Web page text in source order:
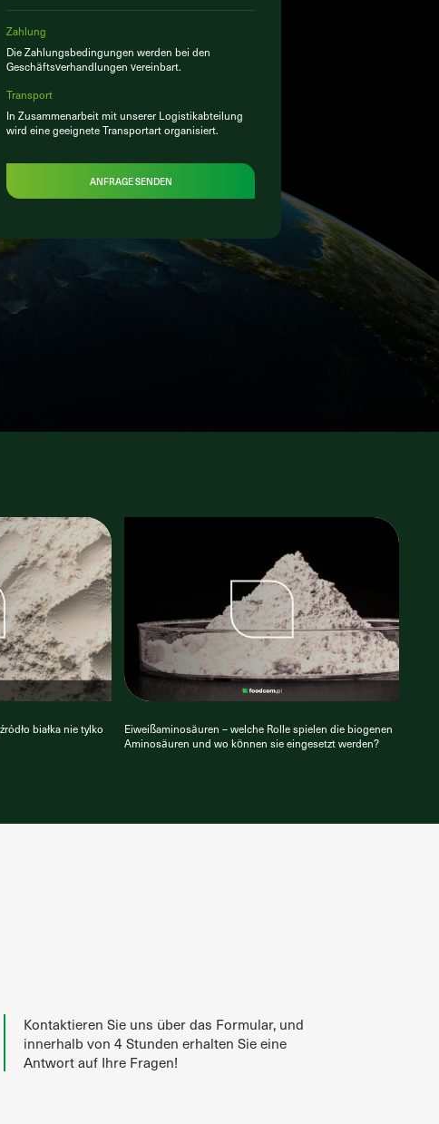
Zahlung
Die Zahlungsbedingungen werden bei den
Geschäftsverhandlungen vereinbart.
Transport
In Zusammenarbeit mit unserer Logistikabteilung
wird eine geeignete Transportart organisiert.
ANFRAGE SENDEN
białka nie tylko
Eiweißaminosäuren – welche Rolle spielen die biogenen
Aminosäuren und wo können sie eingesetzt werden?
Kontaktieren Sie uns über das Formular, und
innerhalb von 4 Stunden erhalten Sie eine
Antwort auf Ihre Fragen!